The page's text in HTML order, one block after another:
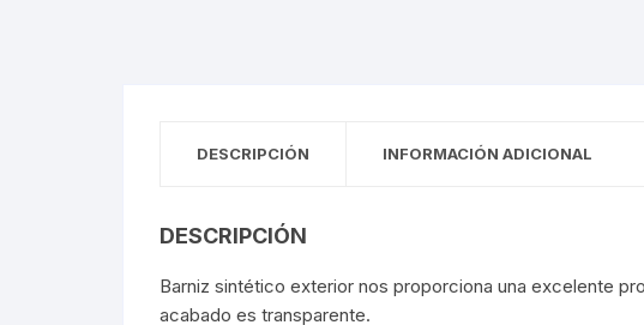
DESCRIPCIÓN INFORMACIÓN ADICIONAL
DESCRIPCIÓN
Barniz sintético exterior nos proporciona una excelente
acabado es transparente.